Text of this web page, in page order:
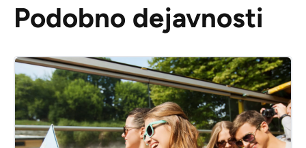
Podobno dejavnosti